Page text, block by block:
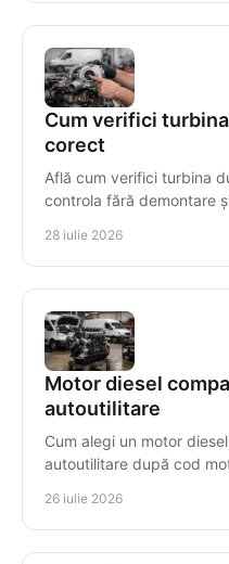
Cum verifici
corect
Află cum verifici turbina
controla fără demontare
28 iulie 2026
Motor diesel
autoutilitare
Cum alegi un motor
autoutilitare după cod
staționare.
26 iulie 2026